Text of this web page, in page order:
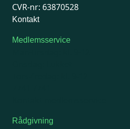
CVR-nr: 63870528
Kontakt
Medlemsservice
Rådgivning